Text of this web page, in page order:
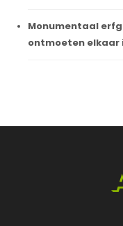
Monumentaal
ontmoeten elkaar